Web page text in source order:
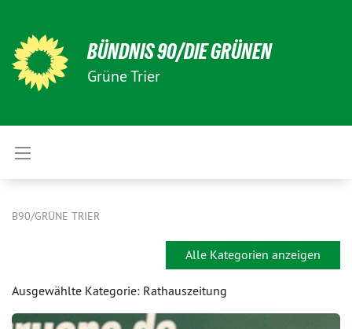
BÜNDNIS 90/DIE GRÜNEN
Grüne Trier
B90/GRÜNE TRIER
Alle Kategorien anzeigen
Ausgewählte Kategorie: Rathauszeitung